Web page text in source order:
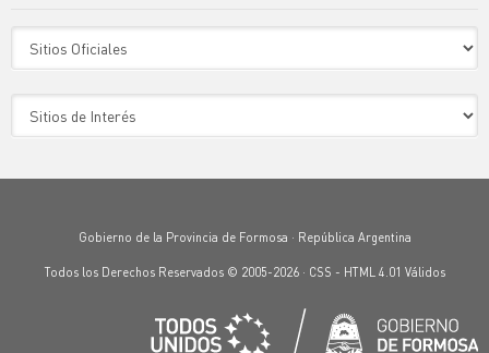
Gobierno de la Provincia de Formosa · República Argentina
Todos los Derechos Reservados © 2005-2026 · CSS - HTML 4.01 Válidos